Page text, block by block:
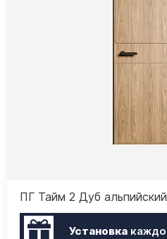
ПГ Тайм 2 Дуб альпийский
Установка